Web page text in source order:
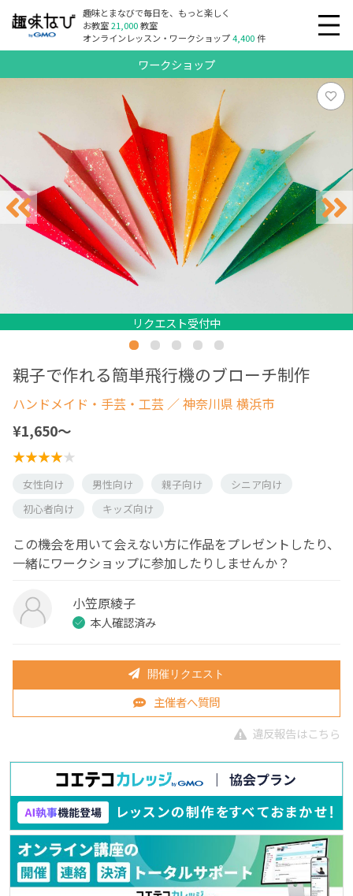
趣味とまなびで毎日を、もっと楽しく
お教室21,000教室
オンラインレッスン・ワークショップ4,400件
ワークショップ
リクエスト受付中
リクエスト受付中
リクエスト受付中
リクエスト受付中
リクエスト受付中
リクエスト受付中
親子で作れる簡単飛行機のブローチ制作
ハンドメイド・手芸・工芸 ／ 神奈川県 横浜市
¥1,650〜
女性向け 男性向け 親子向け
シニア向け
初心者向け
キッズ向け
この機会を用いて会えない方に作品をプレゼントしたり、
一緒にワークショップに参加したりしませんか？
小笠原綾子
本人確認済み
開催リクエスト
主催者へ質問
違反報告はこちら